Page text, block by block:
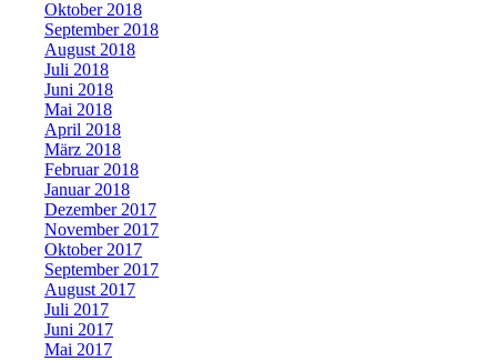
Oktober 2018
September 2018
August 2018
Juli 2018
Juni 2018
Mai 2018
April 2018
März 2018
Februar 2018
Januar 2018
Dezember 2017
November 2017
Oktober 2017
September 2017
August 2017
Juli 2017
Juni 2017
Mai 2017